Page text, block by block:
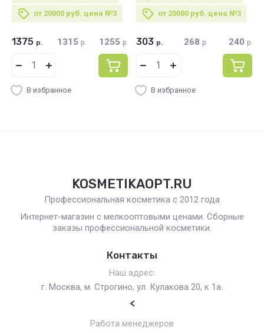
от 20000 руб. цена №3
1375 р. 1315 р. 1255 р.
В избранное
от 20000 руб. цена №3
303 р. 268 р. 240 р.
В избранное
KOSMETIKAOPT.RU
Профессиональная косметика с 2012 года
Интернет-магазин с мелкооптовыми ценами. Сборные
заказы профессиональной косметики.
Контакты
Наш адрес:
г. Москва, м. Строгино, ул. Кулакова 20, к 1а.
<
Работа менеджеров